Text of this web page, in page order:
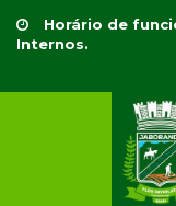
Horário de
Internos.